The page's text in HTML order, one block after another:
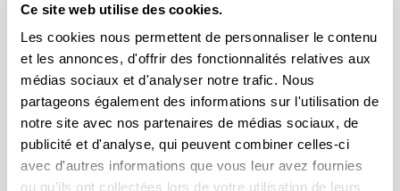
Ce site web utilise des cookies.
Les cookies nous permettent de personnaliser le contenu
et les annonces, d'offrir des fonctionnalités relatives aux
médias sociaux et d'analyser notre trafic. Nous
partageons également des informations sur l'utilisation de
notre site avec nos partenaires de médias sociaux, de
publicité et d'analyse, qui peuvent combiner celles-ci
avec d'autres informations que vous leur avez fournies
ou qu'ils ont collectées lors de votre utilisation de leurs
VIIème Rencontre
International de
l’Interactionisme Socio-
Discursif
MenuBasculer la
ISD 2021 programme